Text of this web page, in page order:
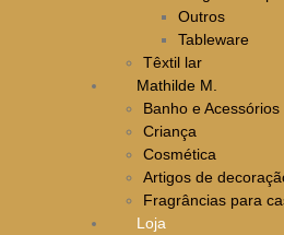
Outros
Tableware
Têxtil lar
Mathilde M.
Banho e Acessórios
Criança
Cosmética
Artigos de
Fragrâncias para
Loja